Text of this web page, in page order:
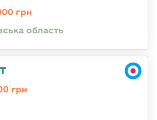
грн
область
грн